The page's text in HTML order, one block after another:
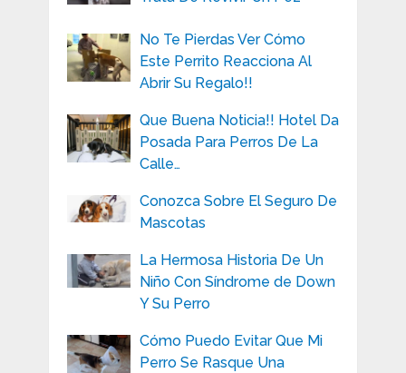
No Te Pierdas Ver Cómo
Este Perrito Reacciona Al
Abrir Su Regalo!!
Que Buena Noticia!! Hotel Da
Posada Para Perros De La
Calle…
Conozca Sobre El Seguro De
Mascotas
La Hermosa Historia De Un
Niño Con Síndrome de Down
Y Su Perro
Cómo Puedo Evitar Que Mi
Perro Se Rasque Una